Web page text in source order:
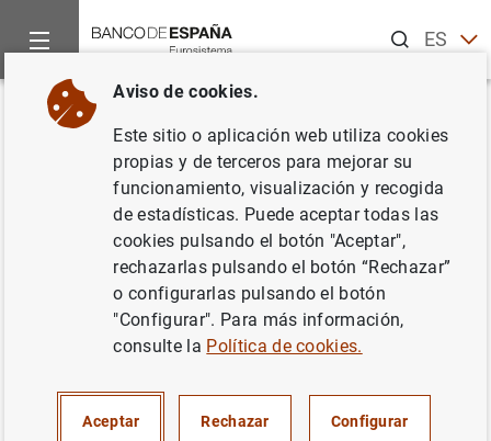
ESEN
Inicio Estadísticas
Volver
6. Instituciones Financieras
Monetarias
Balance según los estados de la zona del euro
6.A - Balance. Detalle por instituciones
Aviso de cookies.
Este sitio o aplicación web utiliza cookies
propias y de terceros para mejorar su
funcionamiento, visualización y recogida
de estadísticas. Puede aceptar todas las
cookies pulsando el botón "Aceptar",
rechazarlas pulsando el botón “Rechazar”
o configurarlas pulsando el botón
"Configurar". Para más información,
consulte la Política de cookies.
Aceptar Rechazar Configurar